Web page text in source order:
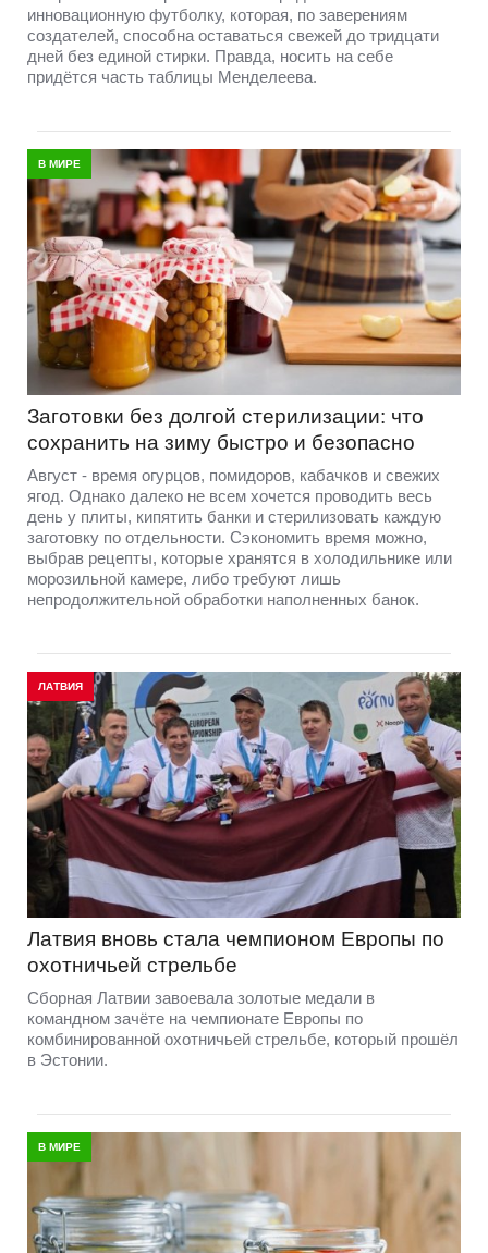
инновационную футболку, которая, по заверениям
создателей, способна оставаться свежей до тридцати
дней без единой стирки. Правда, носить на себе
придётся часть таблицы Менделеева.
В МИРЕ
Заготовки без долгой стерилизации: что
сохранить на зиму быстро и безопасно
Август - время огурцов, помидоров, кабачков и свежих
ягод. Однако далеко не всем хочется проводить весь
день у плиты, кипятить банки и стерилизовать каждую
заготовку по отдельности. Сэкономить время можно,
выбрав рецепты, которые хранятся в холодильнике или
морозильной камере, либо требуют лишь
непродолжительной обработки наполненных банок.
ЛАТВИЯ
Латвия вновь стала чемпионом Европы по
охотничьей стрельбе
Сборная Латвии завоевала золотые медали в
командном зачёте на чемпионате Европы по
комбинированной охотничьей стрельбе, который прошёл
в Эстонии.
В МИРЕ